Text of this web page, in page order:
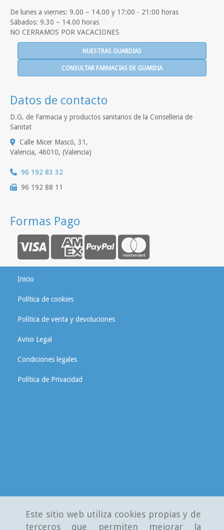
Este sitio web utiliza cookies propias y de
terceros que permiten mejorar la
De lunes a viernes: 9.00 – 14.00 y 17:00 - 21:00 horas
Sábados: 9.30 – 14.00 horas
NO CERRAMOS POR VACACIONES
NUESTRAS GUARDIAS
CONSULTAR FARMACIAS DE GUARDIA
Datos de contacto
D.G. de Farmacia y productos sanitarios de la Conselleria de
Sanitat
Calle Micer Mascó, 31,
Valencia, 46010, (Valencia)
96 192 83 32
96 192 88 11
Formas Pago
Inicio
Política de cookies
Política de venta y devoluciones
Aviso Legal
Condiciones legales
Política de Privacidad